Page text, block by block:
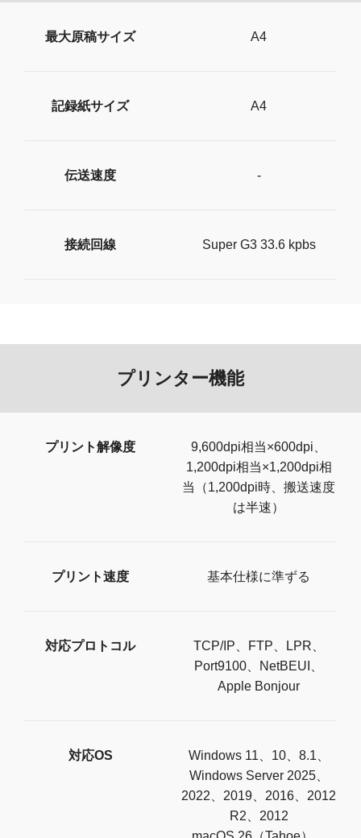
最大原稿サイズ A4
記録紙サイズ A4
伝送速度 -
接続回線 Super G3 33.6 kpbs
プリンター機能
プリント解像度
9,600dpi相当×600dpi、
1,200dpi相当×1,200dpi相
当（1,200dpi時、搬送速度
は半速）
プリント速度 基本仕様に準ずる
対応プロトコル
TCP/IP、FTP、LPR、
Port9100、NetBEUI、
Apple Bonjour
対応OS
Windows 11、10、8.1、
Windows Server 2025、
2022、2019、2016、2012
R2、2012